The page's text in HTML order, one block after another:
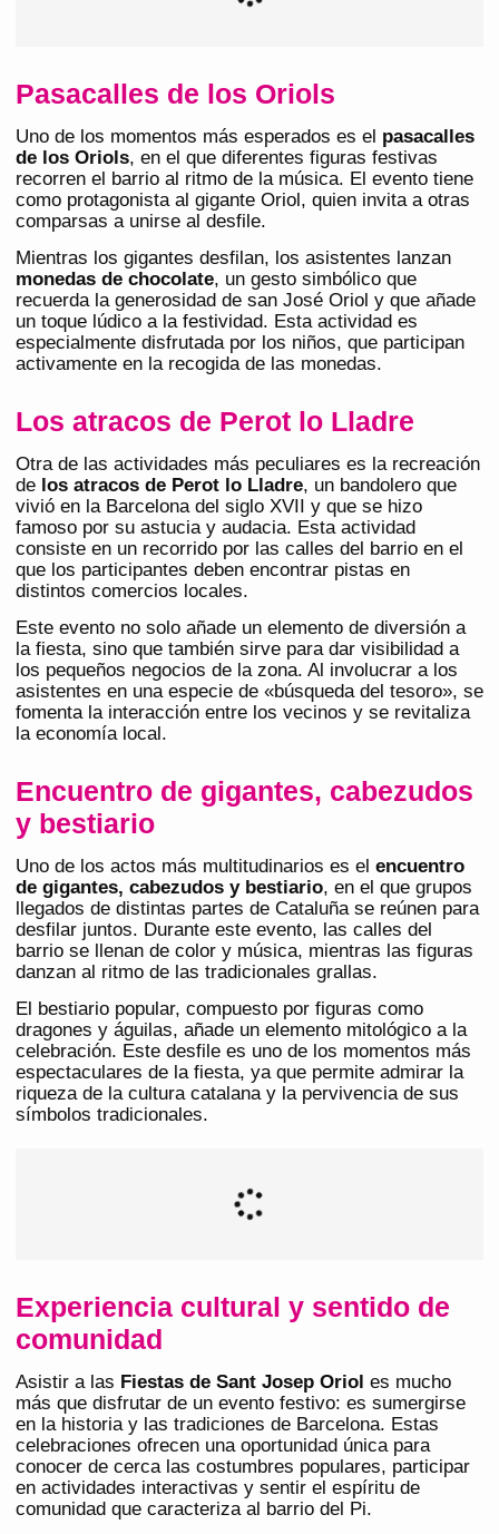
Pasacalles de los Oriols
Uno de los momentos más esperados es el pasacalles
de los Oriols, en el que diferentes figuras festivas
recorren el barrio al ritmo de la música. El evento tiene
como protagonista al gigante Oriol, quien invita a otras
comparsas a unirse al desfile.
Mientras los gigantes desfilan, los asistentes lanzan
monedas de chocolate, un gesto simbólico que
recuerda la generosidad de san José Oriol y que añade
un toque lúdico a la festividad. Esta actividad es
especialmente disfrutada por los niños, que participan
activamente en la recogida de las monedas.
Los atracos de Perot lo Lladre
Otra de las actividades más peculiares es la recreación
de los atracos de Perot lo Lladre, un bandolero que
vivió en la Barcelona del siglo XVII y que se hizo
famoso por su astucia y audacia. Esta actividad
consiste en un recorrido por las calles del barrio en el
que los participantes deben encontrar pistas en
distintos comercios locales.
Este evento no solo añade un elemento de diversión a
la fiesta, sino que también sirve para dar visibilidad a
los pequeños negocios de la zona. Al involucrar a los
asistentes en una especie de «búsqueda del tesoro», se
fomenta la interacción entre los vecinos y se revitaliza
la economía local.
Encuentro de gigantes, cabezudos
y bestiario
Uno de los actos más multitudinarios es el encuentro
de gigantes, cabezudos y bestiario, en el que grupos
llegados de distintas partes de Cataluña se reúnen para
desfilar juntos. Durante este evento, las calles del
barrio se llenan de color y música, mientras las figuras
danzan al ritmo de las tradicionales grallas.
El bestiario popular, compuesto por figuras como
dragones y águilas, añade un elemento mitológico a la
celebración. Este desfile es uno de los momentos más
espectaculares de la fiesta, ya que permite admirar la
riqueza de la cultura catalana y la pervivencia de sus
símbolos tradicionales.
Experiencia cultural y sentido de
comunidad
Asistir a las Fiestas de Sant Josep Oriol es mucho
más que disfrutar de un evento festivo: es sumergirse
en la historia y las tradiciones de Barcelona. Estas
celebraciones ofrecen una oportunidad única para
conocer de cerca las costumbres populares, participar
en actividades interactivas y sentir el espíritu de
comunidad que caracteriza al barrio del Pi.